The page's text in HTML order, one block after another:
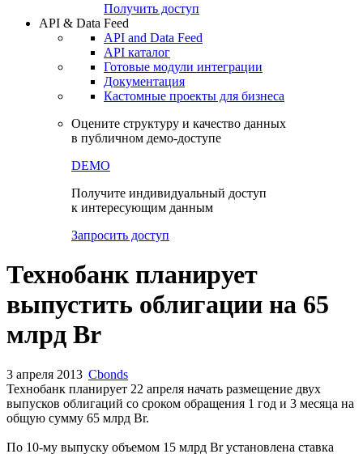
Получить доступ
API & Data Feed
API and Data Feed
API каталог
Готовые модули интеграции
Документация
Кастомные проекты для бизнеса
Оцените структуру и качество данных
в публичном демо-доступе
DEMO
Получите индивидуальный доступ
к интересующим данным
Запросить доступ
Технобанк планирует
выпустить облигации на 65
млрд Br
3 апреля 2013 Cbonds
Технобанк планирует 22 апреля начать размещение двух
выпусков облигаций со сроком обращения 1 год и 3 месяца на
общую сумму 65 млрд Br.
По 10-му выпуску объемом 15 млрд Br установлена ставка